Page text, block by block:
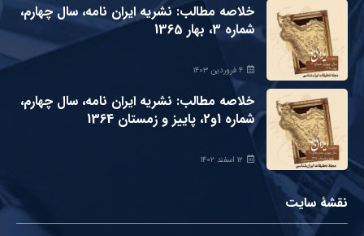
خلاصه مطالب: نشریه ایران نامه، سال چهارم،
شماره 3، بهار 1365
۴ فروردین ۱۴۰۳
خلاصه مطالب: نشریه ایران نامه، سال چهارم،
شماره 1و2، پاییز و زمستان 1364
۱۲ اسفند ۱۴۰۲
نقشۀ سایت